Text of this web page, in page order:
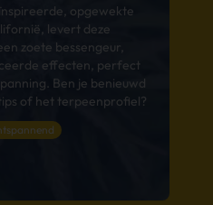
opgewekte
levert deze
zoete bessengeur,
effecten, perfect
Ben je benieuwd
of het terpeenprofiel?